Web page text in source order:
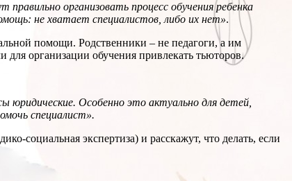
организовать процесс обучения ребенка
не хватает специалистов, либо их нет».
помощи. Родственники – не педагоги, а им
организации обучения привлекать тьюторов.
юридические. Особенно это актуально для детей,
специалист».
социальная экспертиза) и расскажут, что делать, если